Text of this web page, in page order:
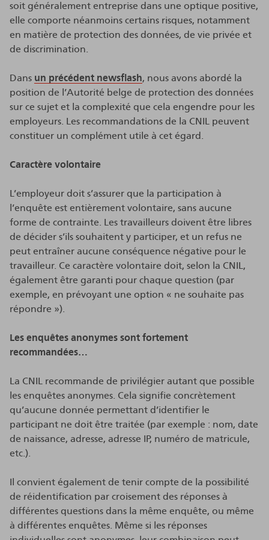
soit généralement entreprise dans une optique positive,
elle comporte néanmoins certains risques, notamment
en matière de protection des données, de vie privée et
de discrimination.
Dans un précédent newsflash, nous avons abordé la
position de l’Autorité belge de protection des données
sur ce sujet et la complexité que cela engendre pour les
employeurs. Les recommandations de la CNIL peuvent
constituer un complément utile à cet égard.
Caractère volontaire
L’employeur doit s’assurer que la participation à
l’enquête est entièrement volontaire, sans aucune
forme de contrainte. Les travailleurs doivent être libres
de décider s’ils souhaitent y participer, et un refus ne
peut entraîner aucune conséquence négative pour le
travailleur. Ce caractère volontaire doit, selon la CNIL,
également être garanti pour chaque question (par
exemple, en prévoyant une option « ne souhaite pas
répondre »).
Les enquêtes anonymes sont fortement
recommandées…
La CNIL recommande de privilégier autant que possible
les enquêtes anonymes. Cela signifie concrètement
qu’aucune donnée permettant d’identifier le
participant ne doit être traitée (par exemple : nom, date
de naissance, adresse, adresse IP, numéro de matricule,
etc.).
Il convient également de tenir compte de la possibilité
de réidentification par croisement des réponses à
différentes questions dans la même enquête, ou même
à différentes enquêtes. Même si les réponses